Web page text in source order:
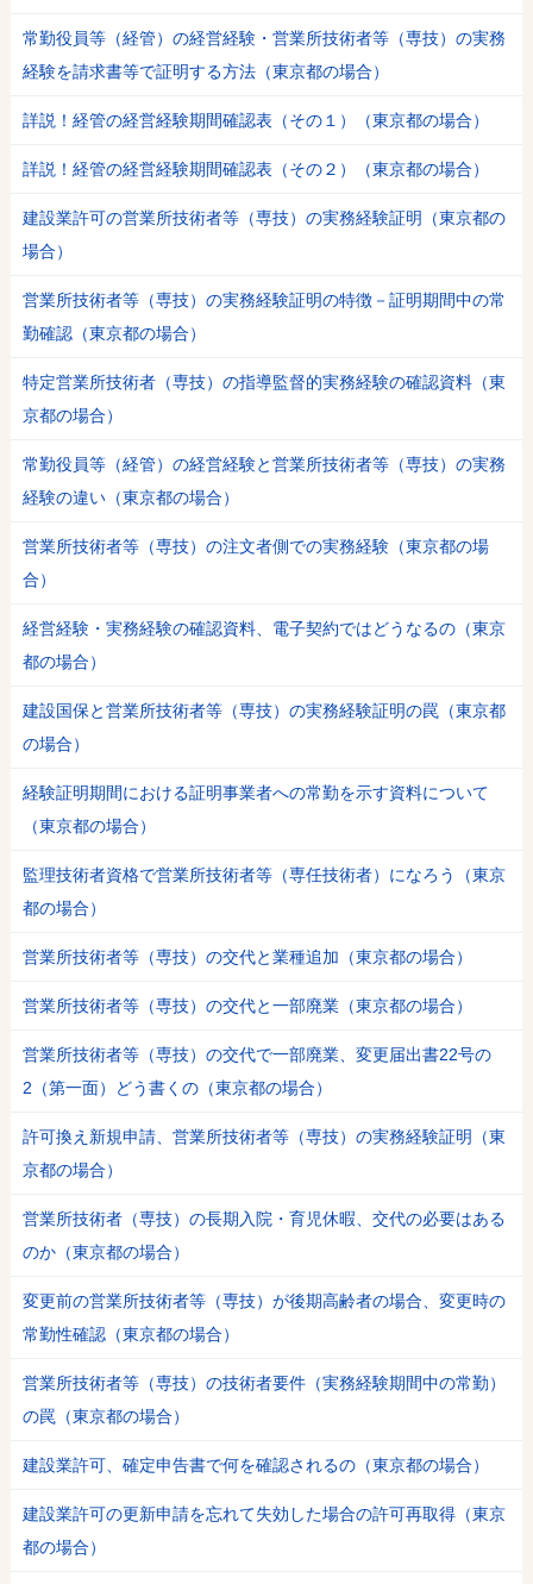
常勤役員等（経管）の経営経験・営業所技術者等（専技）の実務
経験を請求書等で証明する方法（東京都の場合）
詳説！経管の経営経験期間確認表（その１）（東京都の場合）
詳説！経管の経営経験期間確認表（その２）（東京都の場合）
建設業許可の営業所技術者等（専技）の実務経験証明（東京都の
場合）
営業所技術者等（専技）の実務経験証明の特徴－証明期間中の常
勤確認（東京都の場合）
特定営業所技術者（専技）の指導監督的実務経験の確認資料（東
京都の場合）
常勤役員等（経管）の経営経験と営業所技術者等（専技）の実務
経験の違い（東京都の場合）
営業所技術者等（専技）の注文者側での実務経験（東京都の場
合）
経営経験・実務経験の確認資料、電子契約ではどうなるの（東京
都の場合）
建設国保と営業所技術者等（専技）の実務経験証明の罠（東京都
の場合）
経験証明期間における証明事業者への常勤を示す資料について
（東京都の場合）
監理技術者資格で営業所技術者等（専任技術者）になろう（東京
都の場合）
営業所技術者等（専技）の交代と業種追加（東京都の場合）
営業所技術者等（専技）の交代と一部廃業（東京都の場合）
営業所技術者等（専技）の交代で一部廃業、変更届出書22号の
2（第一面）どう書くの（東京都の場合）
許可換え新規申請、営業所技術者等（専技）の実務経験証明（東
京都の場合）
営業所技術者（専技）の長期入院・育児休暇、交代の必要はある
のか（東京都の場合）
変更前の営業所技術者等（専技）が後期高齢者の場合、変更時の
常勤性確認（東京都の場合）
営業所技術者等（専技）の技術者要件（実務経験期間中の常勤）
の罠（東京都の場合）
建設業許可、確定申告書で何を確認されるの（東京都の場合）
建設業許可の更新申請を忘れて失効した場合の許可再取得（東京
都の場合）